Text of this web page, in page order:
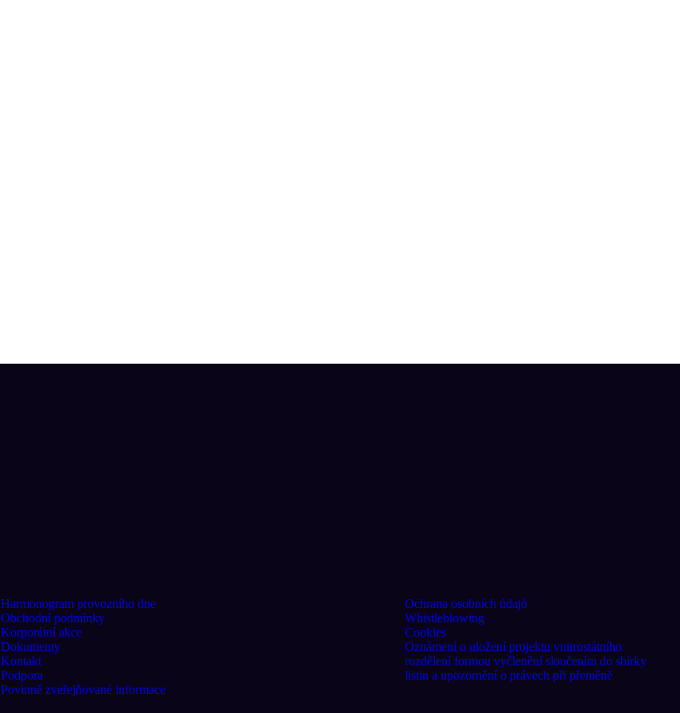
Harmonogram provozního dne
Obchodní podmínky
Korporátní akce
Dokumenty
Kontakt
Podpora
Povinně zveřejňované informace
Ochrana osobních údajů
Whistleblowing
Cookies
Oznámení o uložení projektu vnitrostátního
rozdělení formou vyčlenění sloučením do sbírky
listin a upozornění o právech při přeměně